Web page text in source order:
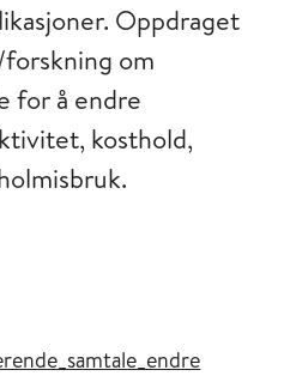
Oppdraget
om
for å endre
kosthold,